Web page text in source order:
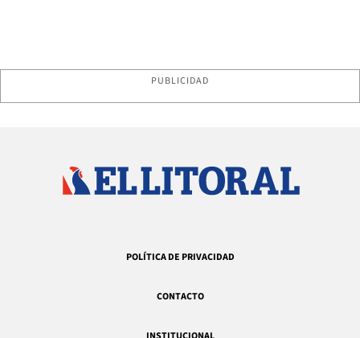
PUBLICIDAD
POLÍTICA DE PRIVACIDAD
CONTACTO